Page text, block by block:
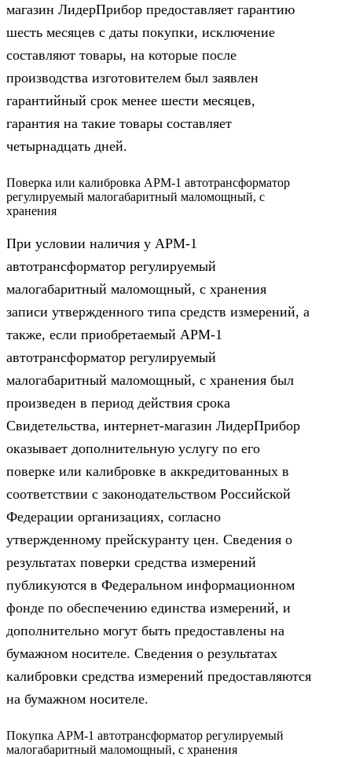
магазин ЛидерПрибор предоставляет гарантию
шесть месяцев с даты покупки, исключение
составляют товары, на которые после
производства изготовителем был заявлен
гарантийный срок менее шести месяцев,
гарантия на такие товары составляет
четырнадцать дней.
Поверка или калибровка АРМ-1 автотрансформатор
регулируемый малогабаритный маломощный, с
хранения
При условии наличия у АРМ-1
автотрансформатор регулируемый
малогабаритный маломощный, с хранения
записи утвержденного типа средств измерений, а
также, если приобретаемый АРМ-1
автотрансформатор регулируемый
малогабаритный маломощный, с хранения был
произведен в период действия срока
Свидетельства, интернет-магазин ЛидерПрибор
оказывает дополнительную услугу по его
поверке или калибровке в аккредитованных в
соответствии с законодательством Российской
Федерации организациях, согласно
утвержденному прейскуранту цен. Сведения о
результатах поверки средства измерений
публикуются в Федеральном информационном
фонде по обеспечению единства измерений, и
дополнительно могут быть предоставлены на
бумажном носителе. Сведения о результатах
калибровки средства измерений предоставляются
на бумажном носителе.
Покупка АРМ-1 автотрансформатор регулируемый
малогабаритный маломощный, с хранения